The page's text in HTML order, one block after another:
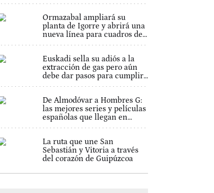
Ormazabal ampliará su
planta de Igorre y abrirá una
nueva línea para cuadros de...
Euskadi sella su adiós a la
extracción de gas pero aún
debe dar pasos para cumplir...
De Almodóvar a Hombres G:
las mejores series y películas
españolas que llegan en...
La ruta que une San
Sebastián y Vitoria a través
del corazón de Guipúzcoa